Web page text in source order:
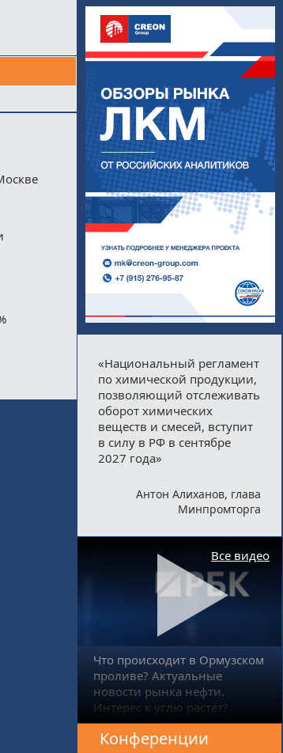
«Национальный регламент
по химической продукции,
позволяющий отслеживать
оборот химических
веществ и смесей, вступит
в силу в РФ в сентябре
2027 года»
Антон Алиханов, глава
Минпромторга
Что происходит в Ормузском
проливе? Актуальные
новости рынка нефти.
Интерес к углю растёт?
Все видео
Конференции